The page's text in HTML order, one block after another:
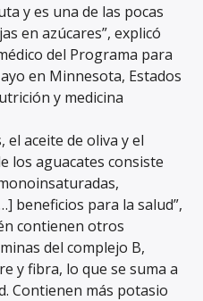
y es una de las pocas
en azúcares”, explicó
del Programa para
en Minnesota, Estados
y medicina
el aceite de oliva y el
los aguacates consiste
beneficios para la salud”,
contienen otros
del complejo B,
y fibra, lo que se suma a
Contienen más potasio